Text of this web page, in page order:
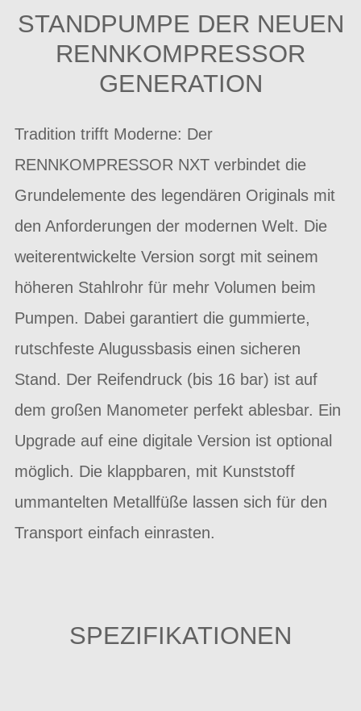
STANDPUMPE DER NEUEN
RENNKOMPRESSOR
GENERATION
Tradition trifft Moderne: Der
RENNKOMPRESSOR NXT verbindet die
Grundelemente des legendären Originals mit
den Anforderungen der modernen Welt. Die
weiterentwickelte Version sorgt mit seinem
höheren Stahlrohr für mehr Volumen beim
Pumpen. Dabei garantiert die gummierte,
rutschfeste Alugussbasis einen sicheren
Stand. Der Reifendruck (bis 16 bar) ist auf
dem großen Manometer perfekt ablesbar. Ein
Upgrade auf eine digitale Version ist optional
möglich. Die klappbaren, mit Kunststoff
ummantelten Metallfüße lassen sich für den
Transport einfach einrasten.
SPEZIFIKATIONEN